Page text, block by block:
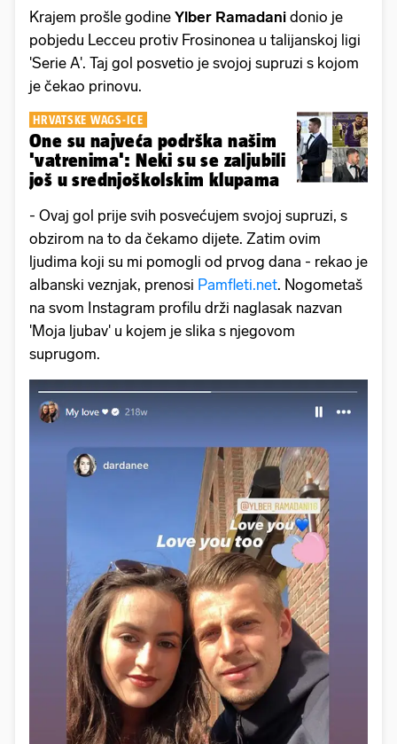
Krajem prošle godine Ylber Ramadani donio je
pobjedu Lecceu protiv Frosinonea u talijanskoj ligi
'Serie A'. Taj gol posvetio je svojoj supruzi s kojom
je čekao prinovu.
HRVATSKE WAGS-ICE
One su najveća podrška našim
'vatrenima': Neki su se zaljubili
još u srednjoškolskim klupama
- Ovaj gol prije svih posvećujem svojoj supruzi, s
obzirom na to da čekamo dijete. Zatim ovim
ljudima koji su mi pomogli od prvog dana - rekao je
albanski veznjak, prenosi Pamfleti.net. Nogometaš
na svom Instagram profilu drži naglasak nazvan
'Moja ljubav' u kojem je slika s njegovom
suprugom.